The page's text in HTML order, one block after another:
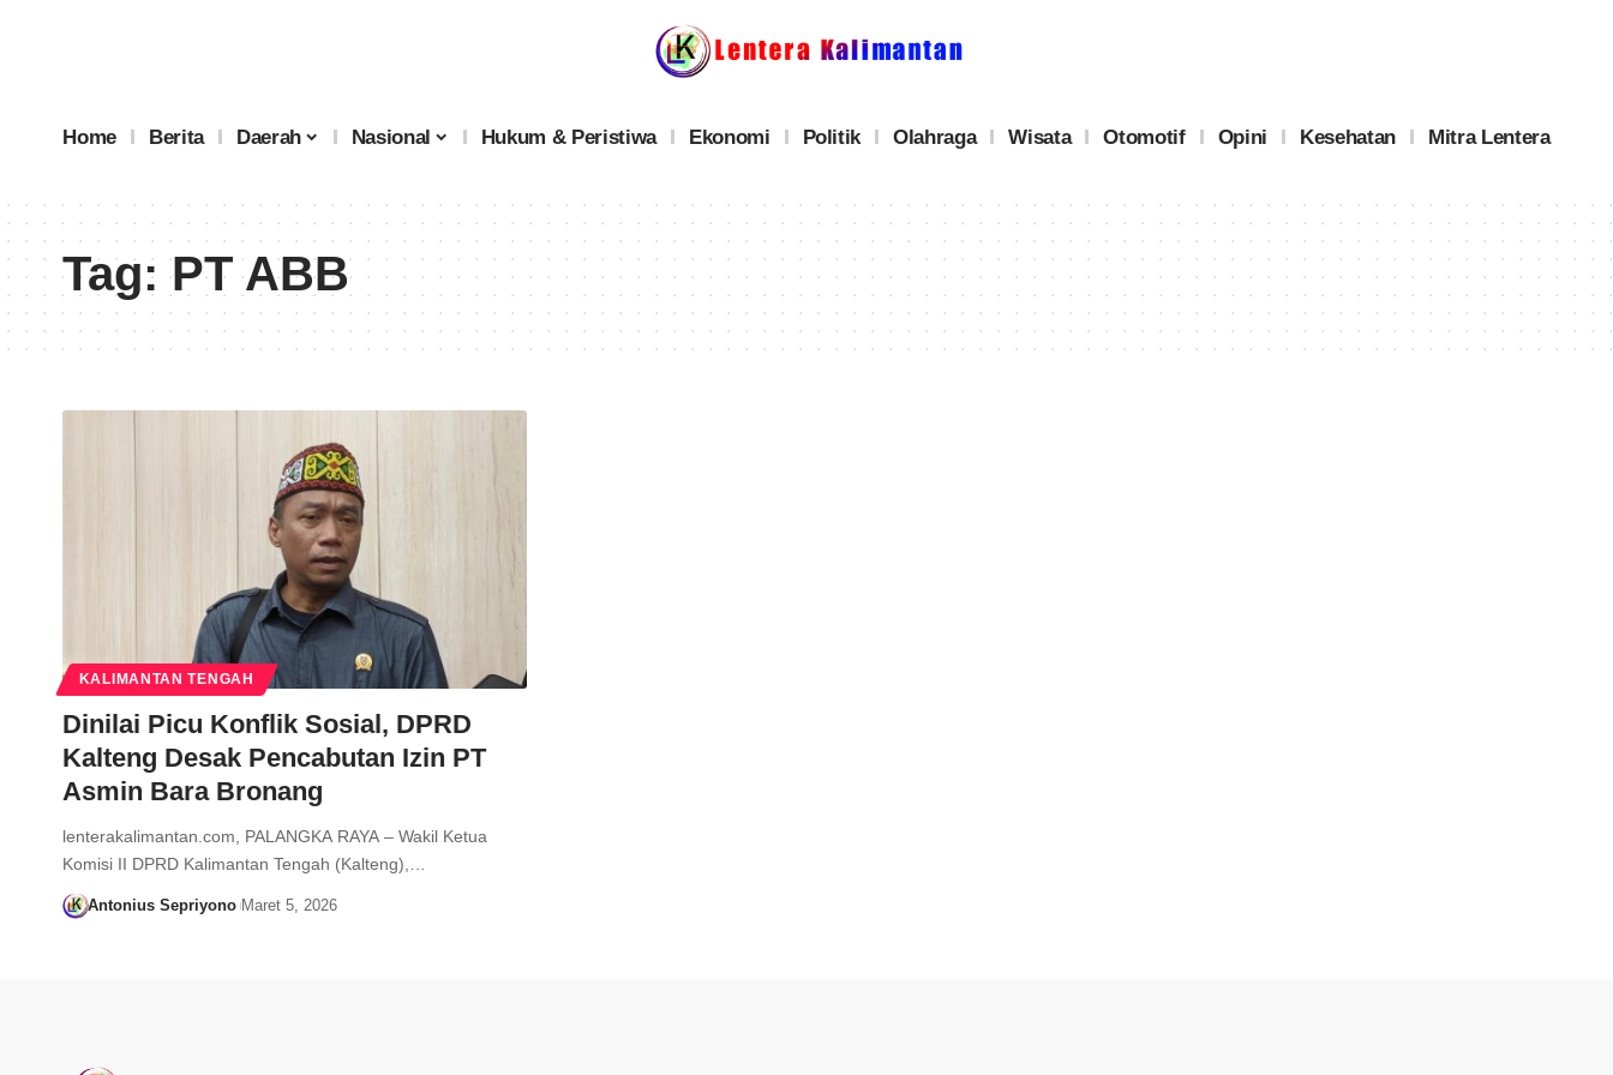
Home Berita Daerah Nasional Hukum & Peristiwa Ekonomi Politik Olahraga Wisata Otomotif Opini Kesehatan Mitra Lentera
Tag:PT ABB
KALIMANTAN TENGAH
Dinilai Picu Konflik Sosial, DPRD
Kalteng Desak Pencabutan Izin PT
Asmin Bara Bronang
lenterakalimantan.com, PALANGKA RAYA – Wakil Ketua
Komisi II DPRD Kalimantan Tengah (Kalteng),…
Antonius Sepriyono Maret 5, 2026